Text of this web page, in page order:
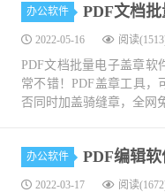
办公软件 PDF文档
2022-05-16 阅读
PDF文档批量电子盖章软
常不错！PDF盖章工具，
否同时加盖骑缝章，全网
办公软件 PDF编辑
2022-03-17 阅读